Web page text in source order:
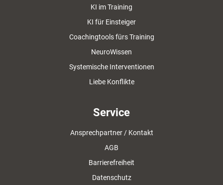
KI im Training
KI für Einsteiger
Coachingtools fürs Training
NeuroWissen
Systemische Interventionen
Liebe Konflikte
Service
Ansprechpartner / Kontakt
AGB
Barrierefreiheit
Datenschutz